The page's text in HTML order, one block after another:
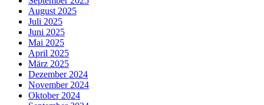
August 2025
Juli 2025
Juni 2025
Mai 2025
April 2025
März 2025
Dezember 2024
November 2024
Oktober 2024